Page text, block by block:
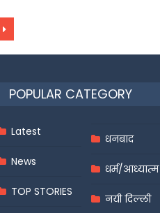
POPULAR CATEGORY
Latest
News
TOP STORIES
धनबाद
धर्म/आध्यात्म
नयी दिल्ली